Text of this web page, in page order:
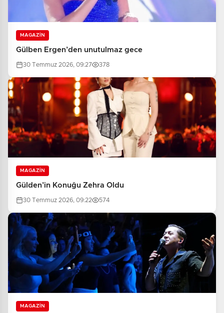
MAGAZİN
Gülben Ergen’den unutulmaz gece
30 Temmuz 2026, 09:27 378
MAGAZİN
Gülden’in Konuğu Zehra Oldu
30 Temmuz 2026, 09:22 574
MAGAZİN